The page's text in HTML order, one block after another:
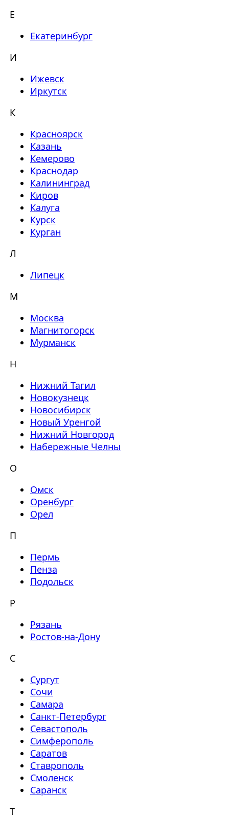
Е
Екатеринбург
И
Ижевск
Иркутск
К
Красноярск
Казань
Кемерово
Краснодар
Калининград
Киров
Калуга
Курск
Курган
Л
Липецк
М
Москва
Магнитогорск
Мурманск
Н
Нижний Тагил
Новокузнецк
Новосибирск
Новый Уренгой
Нижний Новгород
Набережные Челны
О
Омск
Оренбург
Орел
П
Пермь
Пенза
Подольск
Р
Рязань
Ростов-на-Дону
С
Сургут
Сочи
Самара
Санкт-Петербург
Севастополь
Симферополь
Саратов
Ставрополь
Смоленск
Саранск
Т